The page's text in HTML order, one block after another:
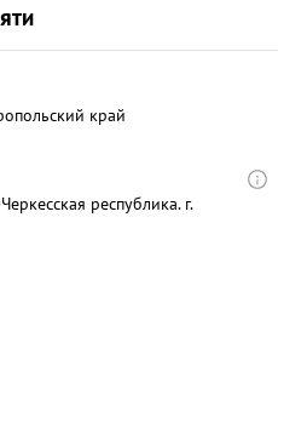
край
республика. г.